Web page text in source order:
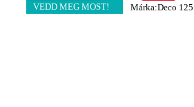
VEDD MEG MOST!
Márka:Deco 125